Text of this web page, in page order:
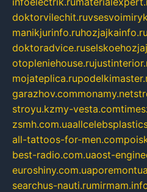
doktorvilechit.ru
manikjurinfo.ruhozjajkainfo.ru
doktoradvice.ru
otopleniehouse.ru
mojateplica.ru
garazhov.commonamy.net
stroyu.kzmy-vesta.com
zsmh.com.ua
all-tattoos-for-men.com
best-radio.com.uaost-
euroshiny.com.ua
searchus-nauti.ru